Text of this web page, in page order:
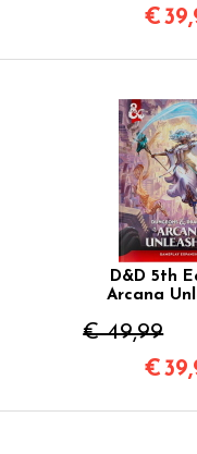
€
D&D 5th
Arcana
€ 49,99
€